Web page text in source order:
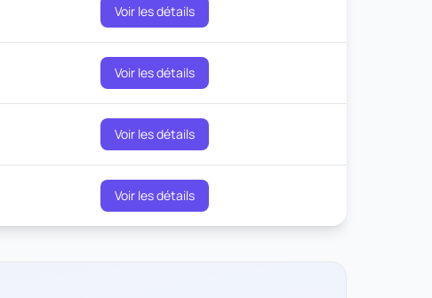
Voir les détails
Voir les détails
Voir les détails
Voir les détails